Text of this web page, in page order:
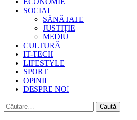
ECONOMIE
SOCIAL
SĂNĂTATE
JUSTIȚIE
MEDIU
CULTURĂ
IT-TECH
LIFESTYLE
SPORT
OPINII
DESPRE NOI
Caută
după: